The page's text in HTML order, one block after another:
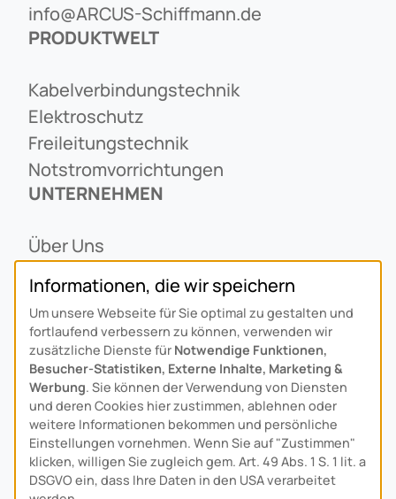
info@ARCUS-Schiffmann.de
PRODUKTWELT
Kabelverbindungstechnik
Elektroschutz
Freileitungstechnik
Notstromvorrichtungen
UNTERNEHMEN
Über Uns
Alois Schiffmann Stiftung
Allgemeine Lieferbedingungen
Arcus Niederlande: Bedrijfsgegevens
KONTAKT
Anfahrt
Kontaktformular
Kundenservice
Informationen, die wir speichern
Um unsere Webseite für Sie optimal zu gestalten und
fortlaufend verbessern zu können, verwenden wir
zusätzliche Dienste für Notwendige Funktionen,
Besucher-Statistiken, Externe Inhalte, Marketing &
Werbung. Sie können der Verwendung von Diensten
und deren Cookies hier zustimmen, ablehnen oder
weitere Informationen bekommen und persönliche
Einstellungen vornehmen. Wenn Sie auf "Zustimmen"
klicken, willigen Sie zugleich gem. Art. 49 Abs. 1 S. 1 lit. a
DSGVO ein, dass Ihre Daten in den USA verarbeitet